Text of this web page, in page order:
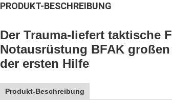
PRODUKT-BESCHREIBUNG
Der Trauma-liefert taktische
Notausrüstung BFAK
der ersten Hilfe
Produkt-Beschreibung